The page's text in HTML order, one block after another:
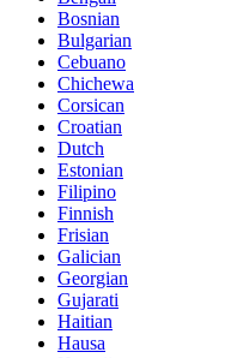
Bosnian
Bulgarian
Cebuano
Chichewa
Corsican
Croatian
Dutch
Estonian
Filipino
Finnish
Frisian
Galician
Georgian
Gujarati
Haitian
Hausa